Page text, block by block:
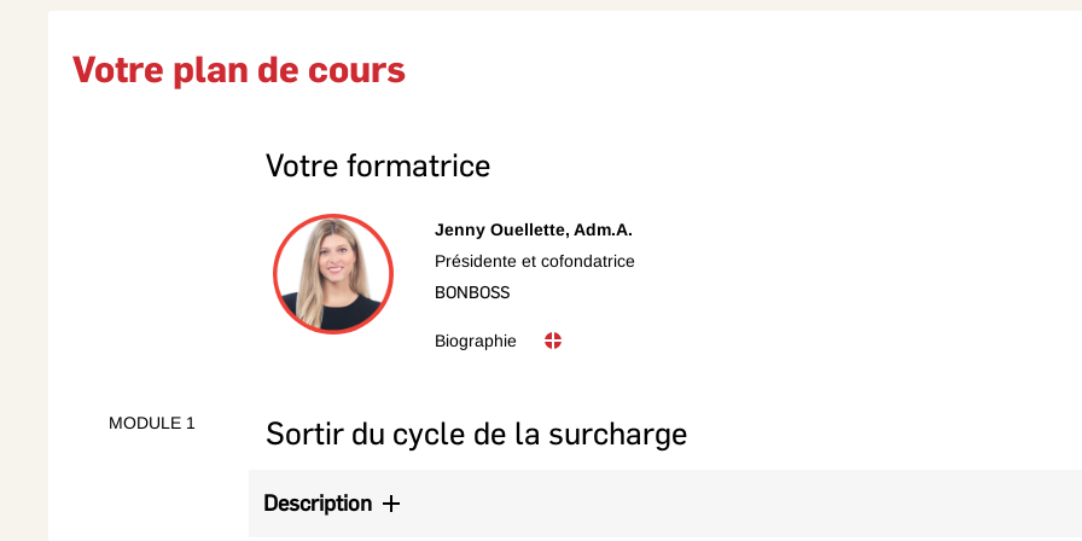
Votre plan de cours
Votre formatrice
Jenny Ouellette, Adm.A.
Présidente et cofondatrice
BONBOSS
Biographie
également experte-invitée au journal Les Affaires avec sa chronique Humainement
novatrices comme l’approche M.O.R.EMc , les cultures Book© et l’expérience
MODULE 1 Sortir du cycle de la surcharge
Description